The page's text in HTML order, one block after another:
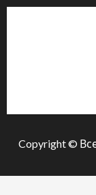
Copyright ©